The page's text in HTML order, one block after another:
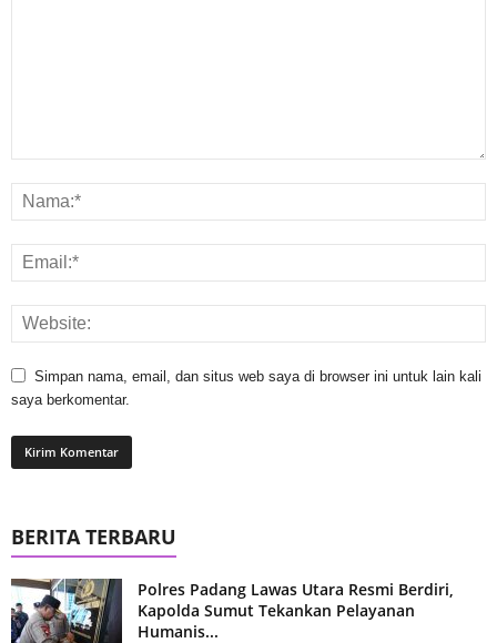
Simpan nama, email, dan situs web saya di browser ini untuk lain kali
saya berkomentar.
BERITA TERBARU
Polres Padang Lawas Utara Resmi Berdiri,
Kapolda Sumut Tekankan Pelayanan
Humanis...